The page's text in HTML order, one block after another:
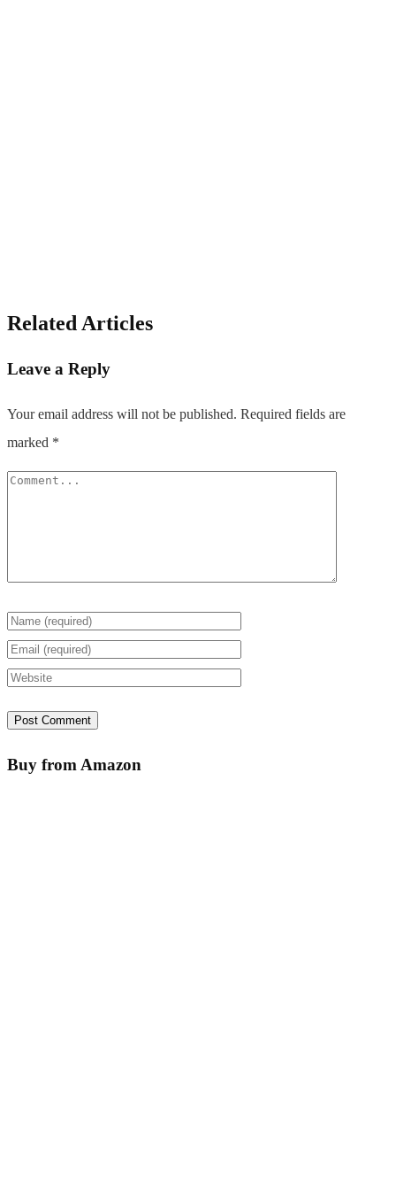
Related Articles
Leave a Reply
Your email address will not be published. Required fields are
marked *
Buy from Amazon